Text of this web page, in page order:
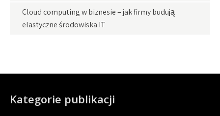
Cloud computing w biznesie – jak firmy budują
elastyczne środowiska IT
Kategorie publikacji